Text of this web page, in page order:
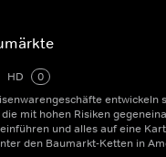
HD
0
entwickeln
mit hohen Risiken
und alles auf eine
den Baumarkt-Ketten in